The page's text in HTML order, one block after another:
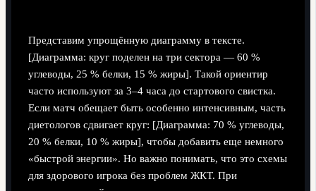
Представим упрощённую диаграмму в тексте.
[Диаграмма: круг поделен на три сектора — 60 %
углеводы, 25 % белки, 15 % жиры]. Такой ориентир
часто используют за 3–4 часа до стартового свистка.
Если матч обещает быть особенно интенсивным, часть
диетологов сдвигает круг: [Диаграмма: 70 % углеводы,
20 % белки, 10 % жиры], чтобы добавить еще немного
«быстрой энергии». Но важно понимать, что это схемы
для здорового игрока без проблем ЖКТ. При